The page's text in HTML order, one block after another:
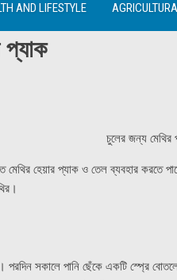
AND LIFESTYLE
প্যাক
চুলের জন্য মেথির
মেথির হেয়ার প্যাক ও তেল ব্যবহার করতে
পরদিন সকালে পানি ছেঁকে একটি স্প্রে